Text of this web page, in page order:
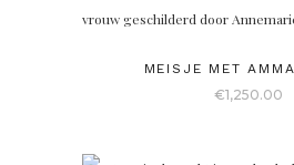
MEISJE MET
€1,250.00